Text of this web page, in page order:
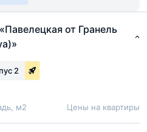
от Гранель
2
м2 Цены на квартиры